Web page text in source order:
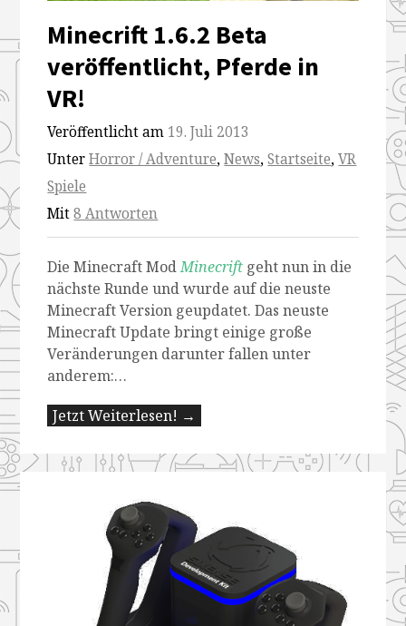
Minecrift 1.6.2 Beta
veröffentlicht, Pferde in
VR!
Veröffentlicht am 19. Juli 2013
UnterHorror / Adventure,News,Startseite,VR
Spiele
Mit8 Antworten
Die Minecraft ModMinecrift geht nun in die
nächste Runde und wurde auf die neuste
Minecraft Version geupdatet. Das neuste
Minecraft Update bringt einige große
Veränderungen darunter fallen unter
anderem:…
Jetzt Weiterlesen! →